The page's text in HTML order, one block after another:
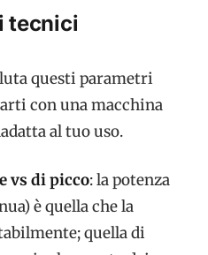
tecnici
questi parametri
con una macchina
al tuo uso.
vs di picco: la potenza
è quella che la
quella di